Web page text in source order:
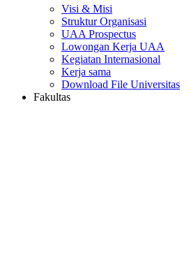
Visi & Misi
Struktur Organisasi
UAA Prospectus
Lowongan Kerja UAA
Kegiatan Internasional
Kerja sama
Download File Universitas
Fakultas